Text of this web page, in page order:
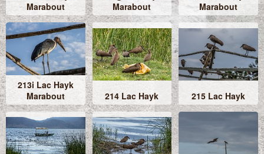
Marabout
Marabout
Marabout
213i Lac Hayk
Marabout
214 Lac Hayk 215 Lac Hayk